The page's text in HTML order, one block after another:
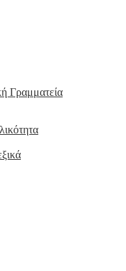
Γραμματεία